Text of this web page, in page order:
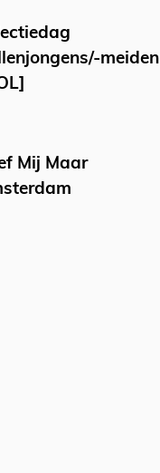
meiden
Mij Maar